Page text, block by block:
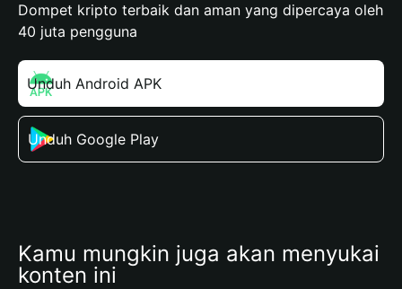
Dompet kripto terbaik dan aman yang dipercaya oleh
40 juta pengguna
Unduh Android APK
Unduh Google Play
Kamu mungkin juga akan menyukai
konten ini